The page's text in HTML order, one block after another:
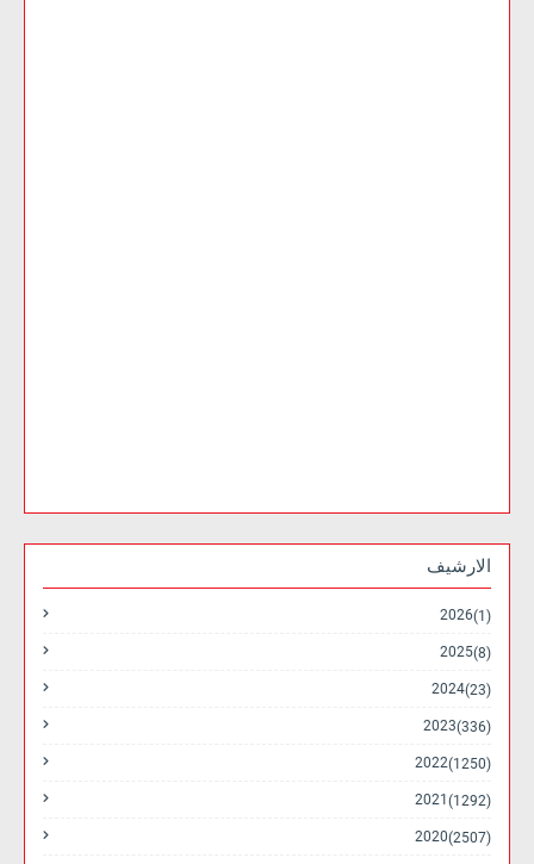
الارشيف
2026 (1)
2025 (8)
2024 (23)
2023 (336)
2022 (1250)
2021 (1292)
2020 (2507)